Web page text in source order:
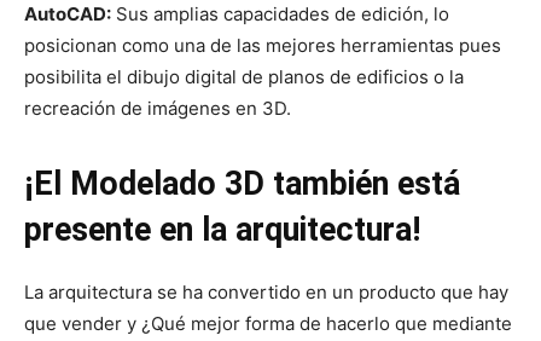
AutoCAD: Sus amplias capacidades de edición, lo
posicionan como una de las mejores herramientas pues
posibilita el dibujo digital de planos de edificios o la
recreación de imágenes en 3D.
¡El Modelado 3D también está
presente en la arquitectura!
La arquitectura se ha convertido en un producto que hay
que vender y ¿Qué mejor forma de hacerlo que mediante